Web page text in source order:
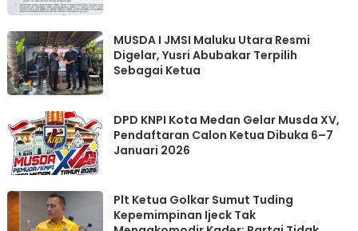
MUSDA I JMSI Maluku Utara Resmi
Digelar, Yusri Abubakar Terpilih
Sebagai Ketua
DPD KNPI Kota Medan Gelar Musda XV,
Pendaftaran Calon Ketua Dibuka 6–7
Januari 2026
Plt Ketua Golkar Sumut Tuding
Kepemimpinan Ijeck Tak